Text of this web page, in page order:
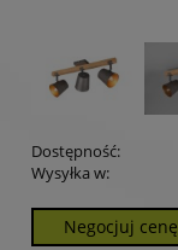
Dostępność:
Wysyłka w:
Negocjuj cenę